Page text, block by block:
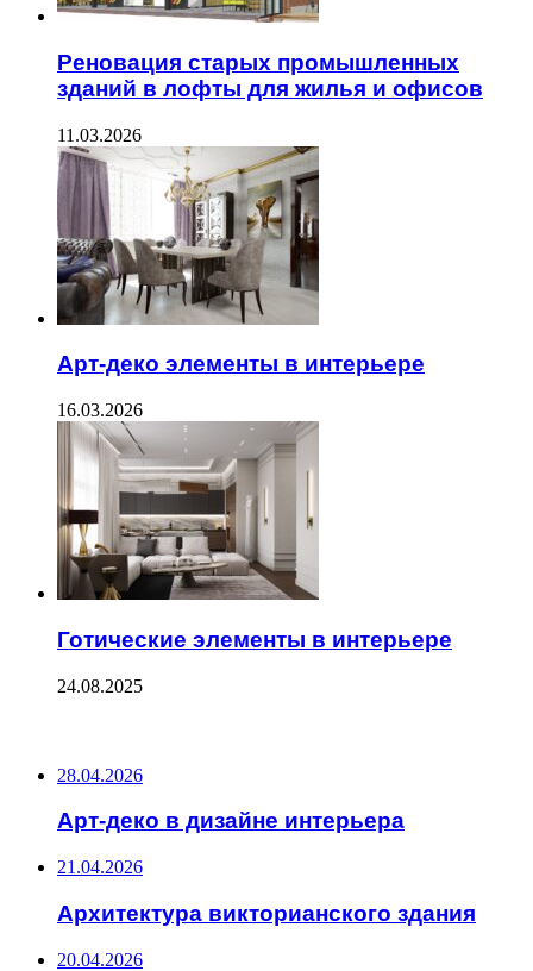
Реновация старых промышленных
зданий в лофты для жилья и офисов
11.03.2026
Арт-деко элементы в интерьере
16.03.2026
Готические элементы в интерьере
24.08.2025
28.04.2026
Арт-деко в дизайне интерьера
21.04.2026
Архитектура викторианского здания
20.04.2026